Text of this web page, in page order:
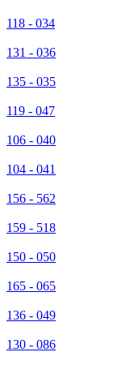
118 - 034
131 - 036
135 - 035
119 - 047
106 - 040
104 - 041
156 - 562
159 - 518
150 - 050
165 - 065
136 - 049
130 - 086